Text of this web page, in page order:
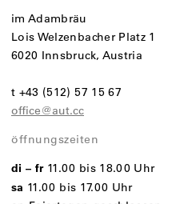
im Adambräu
Lois Welzenbacher Platz 1
6020 Innsbruck, Austria
t +43 (512) 57 15 67
office@aut.cc
öffnungszeiten
di – fr 11.00 bis 18.00 Uhr
sa 11.00 bis 17.00 Uhr